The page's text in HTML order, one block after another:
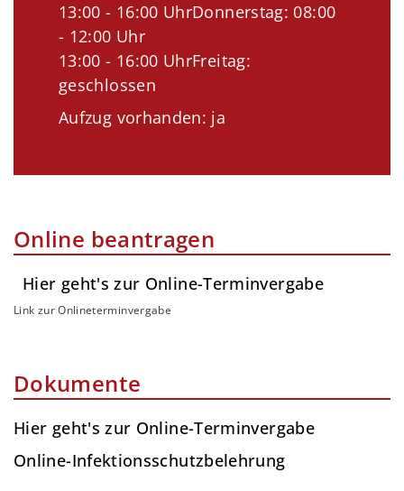
13:00 - 16:00 UhrDonnerstag: 08:00
- 12:00 Uhr
13:00 - 16:00 UhrFreitag:
geschlossen
Aufzug vorhanden: ja
Online beantragen
Hier geht's zur Online-Terminvergabe
Link zur Onlineterminvergabe
Dokumente
Hier geht's zur Online-Terminvergabe
Online-Infektionsschutzbelehrung